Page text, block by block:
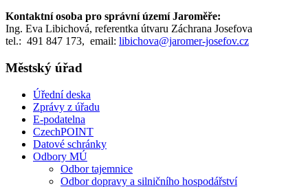
Kontaktní osoba pro správní území Jaroměře:
Ing. Eva Libichová, referentka útvaru Záchrana Josefova
tel.: 491 847 173, email: libichova@jaromer-josefov.cz
Městský úřad
Úřední deska
Zprávy z úřadu
E-podatelna
CzechPOINT
Datové schránky
Odbory MÚ
Odbor tajemnice
Odbor dopravy a silničního hospodářství